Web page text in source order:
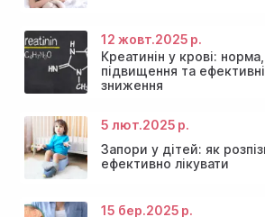
Знижки та акції на масаж у Київі
Консультація ендокринолога та
щитовидної залози
Діагностика щитовидної залози
Акція: 20% знижки на
12 жовт.2025 р.
Креатинін у крові:
підвищення та
зниження
5 лют.2025 р.
Запори у дітей: як
ефективно лікувати
15 бер.2025 р.